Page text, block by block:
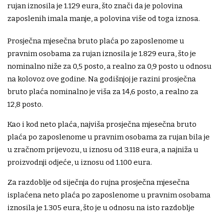
rujan iznosila je 1.129 eura, što znači da je polovina
zaposlenih imala manje, a polovina više od toga iznosa.
Prosječna mjesečna bruto plaća po zaposlenome u
pravnim osobama za rujan iznosila je 1.829 eura, što je
nominalno niže za 0,5 posto, a realno za 0,9 posto u odnosu
na kolovoz ove godine. Na godišnjoj je razini prosječna
bruto plaća nominalno je viša za 14,6 posto, a realno za
12,8 posto.
Kao i kod neto plaća, najviša prosječna mjesečna bruto
plaća po zaposlenome u pravnim osobama za rujan bila je
u zračnom prijevozu, u iznosu od 3.118 eura, a najniža u
proizvodnji odjeće, u iznosu od 1.100 eura.
Za razdoblje od siječnja do rujna prosječna mjesečna
isplaćena neto plaća po zaposlenome u pravnim osobama
iznosila je 1.305 eura, što je u odnosu na isto razdoblje